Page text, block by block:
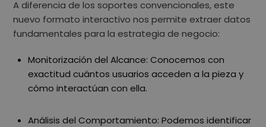
A diferencia de los soportes convencionales, este
nuevo formato interactivo nos permite extraer datos
fundamentales para la estrategia de negocio:
Monitorización del Alcance: Conocemos con
exactitud cuántos usuarios acceden a la pieza y
cómo interactúan con ella.
Análisis del Comportamiento:Podemos identificar